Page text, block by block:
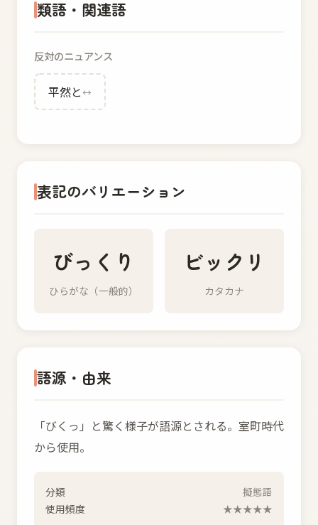
類語・関連語
反対のニュアンス
平然と↔
表記のバリエーション
びっくり
ひらがな（一般的）
ビックリ
カタカナ
語源・由来
「びくっ」と驚く様子が語源とされる。室町時代
から使用。
分類
擬態語
使用頻度
★★★★★